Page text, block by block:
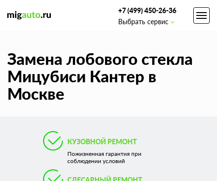
+7 (499) 450-26-36
Выбрать сервис
Замена лобового стекла
Мицубиси Кантер в
Москве
КУЗОВНОЙ РЕМОНТ
Пожизненная гарантия при
соблюдении условий